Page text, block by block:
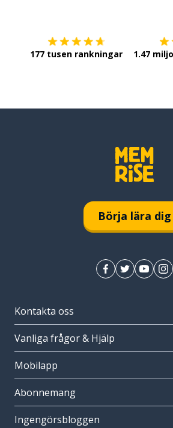
177 tusen rankningar 1.47
Börja lära dig
Kontakta oss
Vanliga frågor & Hjälp
Mobilapp
Abonnemang
Ingengörsbloggen